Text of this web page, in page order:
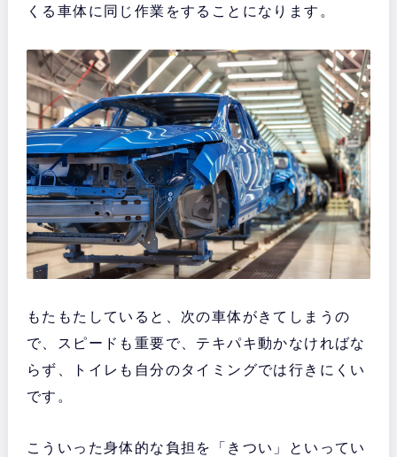
くる車体に同じ作業をすることになります。
もたもたしていると、次の車体がきてしまうの
で、スピードも重要で、テキパキ動かなければな
らず、トイレも自分のタイミングでは行きにくい
です。
こういった身体的な負担を「きつい」といってい